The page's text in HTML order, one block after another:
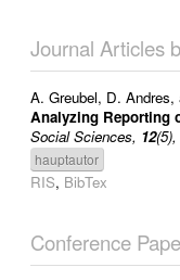
Journal Articles
A. Greubel, D. Andres,
Analyzing Reporting
Social Sciences, 12
hauptautor
RIS, BibTex
Conference